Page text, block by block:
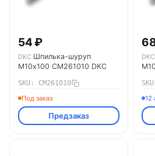
54 ₽
DKC Шпилька-шуруп
M10х100 CM261010 DKC
SKU: CM261010
Под заказ
Предзаказ
DKC
12